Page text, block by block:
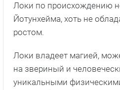
Локи по происхождению
Йотунхейма, хоть не
ростом.
Локи владеет магией,
на звериный и
уникальными